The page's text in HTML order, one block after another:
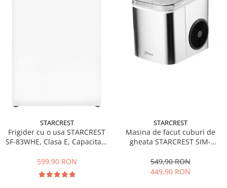
STARCREST
Frigider cu o usa STARCREST
SF-83WHE, Clasa E, Capacitate
Compartiment gheata, H 85
cm, Alb
599,90 RON
STARCREST
Masina de facut cuburi de
gheata STARCREST SIM-
Doua dimensiuni pentru
cuburi, Rezervor apa 1.3 l,
549,90 RON
449,90 RON